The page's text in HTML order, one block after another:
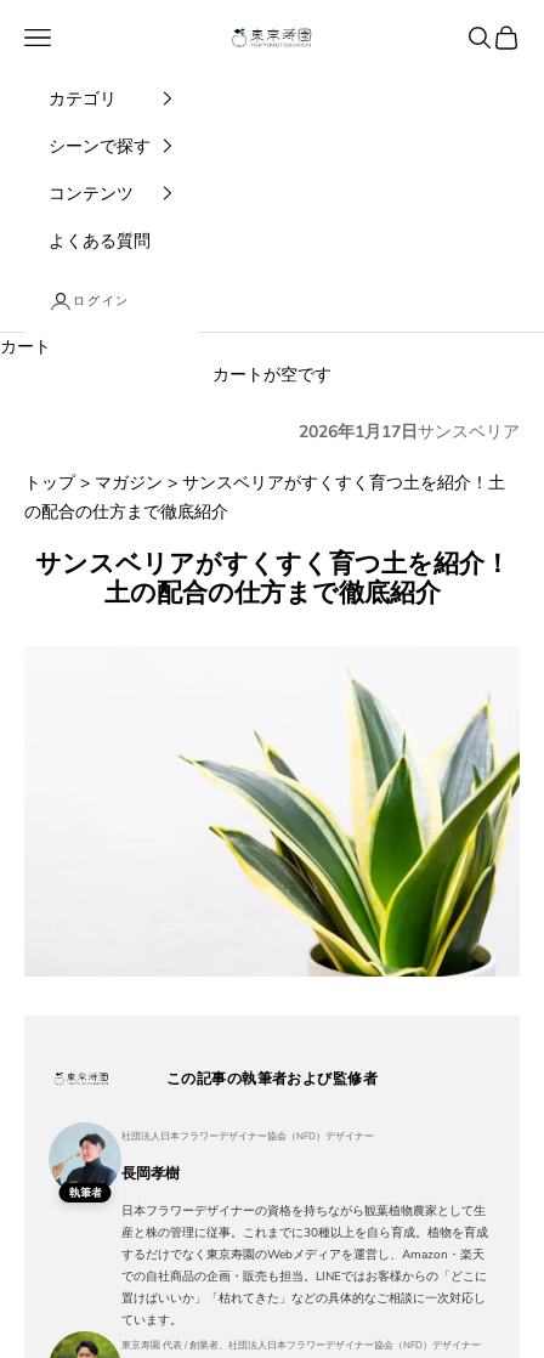
東京寿園
メニュー 検索カート
カテゴリ
シーンで探す
コンテンツ
よくある質問
ログイン
カート
カートが空です
2026年1月17日サンスベリア
トップ > マガジン > サンスベリアがすくすく育つ土を紹介！土
の配合の仕方まで徹底紹介
サンスベリアがすくすく育つ土を紹介！
土の配合の仕方まで徹底紹介
この記事の執筆者および監修者
執筆者
社団法人日本フラワーデザイナー協会（NFD）デザイナー
長岡孝樹
日本フラワーデザイナーの資格を持ちながら観葉植物農家として生
産と株の管理に従事。これまでに30種以上を自ら育成。植物を育成
するだけでなく東京寿園のWebメディアを運営し、Amazon・楽天
での自社商品の企画・販売も担当。LINEではお客様からの「どこに
置けばいいか」「枯れてきた」などの具体的なご相談に一次対応し
ています。
東京寿園 代表 / 創業者、社団法人日本フラワーデザイナー協会（NFD）デザイナー